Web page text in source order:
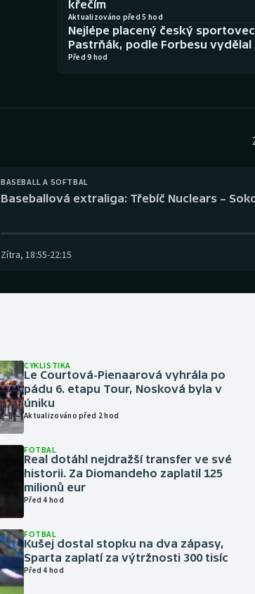
křečím
Aktualizováno před 5 hod
Nejlépe placený český
Pastrňák, podle Forbesu vydělal
Před 9 hod
BASEBALL A SOFTBAL
Baseballová extraliga: Třebíč Nuclears –
Zítra, 18:55-22:15
CYKLISTIKA
Le Courtová-Pienaarová vyhrála po
pádu 6. etapu Tour, Nosková byla v
úniku
Aktualizováno před 2 hod
FOTBAL
Real dotáhl nejdražší transfer ve své
historii. Za Diomandeho zaplatil 125
milionů eur
Před 4 hod
FOTBAL
Kušej dostal stopku na dva zápasy,
Sparta zaplatí za výtržnosti 300 tisíc
Před 4 hod